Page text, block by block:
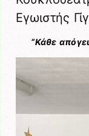
Εγωιστής
“Κάθε